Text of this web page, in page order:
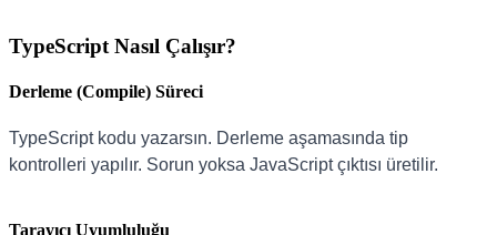
TypeScript Nasıl Çalışır?
Derleme (Compile) Süreci
TypeScript kodu yazarsın. Derleme aşamasında tip
kontrolleri yapılır. Sorun yoksa JavaScript çıktısı üretilir.
Tarayıcı Uyumluluğu